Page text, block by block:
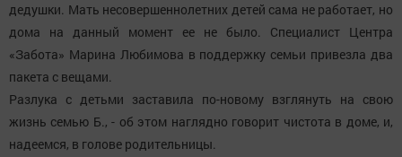
дедушки. Мать несовершеннолетних детей сама не работает, но
дома на данный момент ее не было. Специалист Центра
«Забота» Марина Любимова в поддержку семьи привезла два
пакета с вещами.
Разлука с детьми заставила по-новому взглянуть на свою
жизнь семью Б., - об этом наглядно говорит чистота в доме, и,
надеемся, в голове родительницы.